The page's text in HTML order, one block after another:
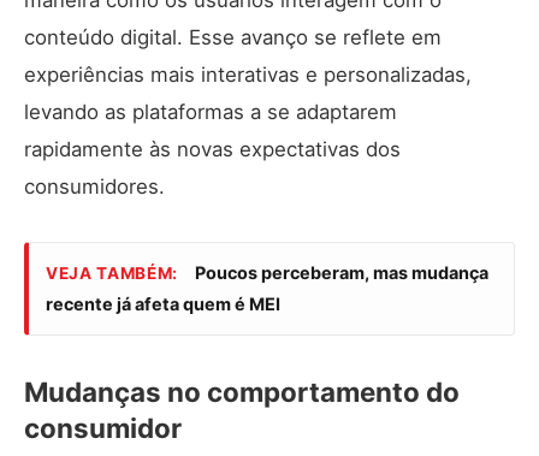
conteúdo digital. Esse avanço se reflete em
experiências mais interativas e personalizadas,
levando as plataformas a se adaptarem
rapidamente às novas expectativas dos
consumidores.
VEJA TAMBÉM:
Poucos perceberam, mas mudança
recente já afeta quem é MEI
Mudanças no comportamento do
consumidor